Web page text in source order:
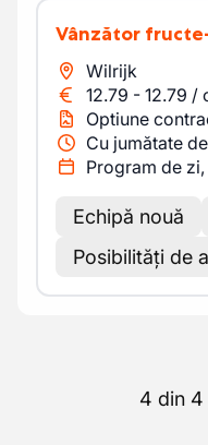
Vânzător
Wilrijk
12.79 - 12.79 /
Optiune
Cu jumătate
Program de
Echipă nouă
Posibilități de
4 din 4